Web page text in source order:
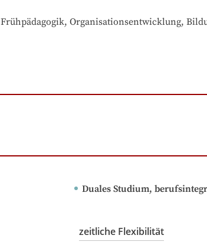
Frühpädagogik, Organisationsentwicklung,
Duales Studium,
zeitliche Flexibilität